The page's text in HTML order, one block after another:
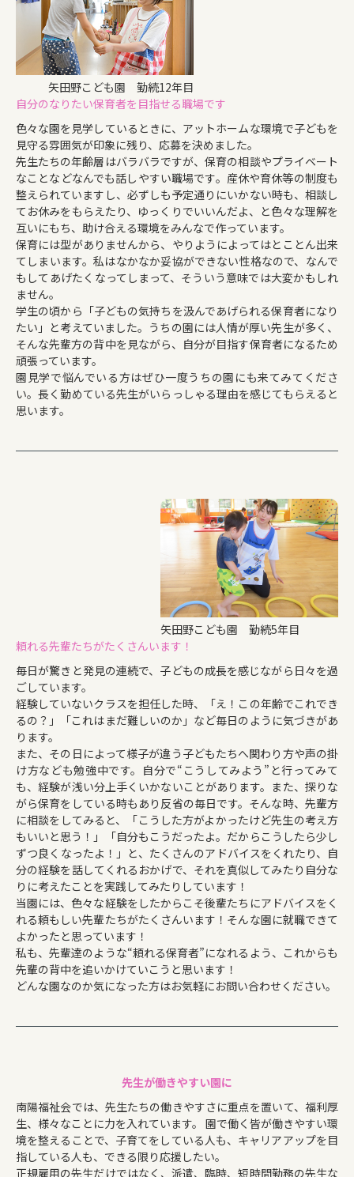
矢田野こども園 勤続12年目
自分のなりたい保育者を目指せる職場です
色々な園を見学しているときに、アットホームな環境で子どもを
見守る雰囲気が印象に残り、応募を決めました。
先生たちの年齢層はバラバラですが、保育の相談やプライベート
なことなどなんでも話しやすい職場です。産休や育休等の制度も
整えられていますし、必ずしも予定通りにいかない時も、相談し
てお休みをもらえたり、ゆっくりでいいんだよ、と色々な理解を
互いにもち、助け合える環境をみんなで作っています。
保育には型がありませんから、やりようによってはとことん出来
てしまいます。私はなかなか妥協ができない性格なので、なんで
もしてあげたくなってしまって、そういう意味では大変かもしれ
ません。
学生の頃から「子どもの気持ちを汲んであげられる保育者になり
たい」と考えていました。うちの園には人情が厚い先生が多く、
そんな先輩方の背中を見ながら、自分が目指す保育者になるため
頑張っています。
園見学で悩んでいる方はぜひ一度うちの園にも来てみてくださ
い。長く勤めている先生がいらっしゃる理由を感じてもらえると
思います。
矢田野こども園 勤続5年目
頼れる先輩たちがたくさんいます！
毎日が驚きと発見の連続で、子どもの成長を感じながら日々を過
ごしています。
経験していないクラスを担任した時、「え！この年齢でこれでき
るの？」「これはまだ難しいのか」など毎日のように気づきがあ
ります。
また、その日によって様子が違う子どもたちへ関わり方や声の掛
け方なども勉強中です。自分で“こうしてみよう”と行ってみて
も、経験が浅い分上手くいかないことがあります。また、探りな
がら保育をしている時もあり反省の毎日です。そんな時、先輩方
に相談をしてみると、「こうした方がよかったけど先生の考え方
もいいと思う！」「自分もこうだったよ。だからこうしたら少し
ずつ良くなったよ！」と、たくさんのアドバイスをくれたり、自
分の経験を話してくれるおかげで、それを真似してみたり自分な
りに考えたことを実践してみたりしています！
当園には、色々な経験をしたからこそ後輩たちにアドバイスをく
れる頼もしい先輩たちがたくさんいます！そんな園に就職できて
よかったと思っています！
私も、先輩達のような“頼れる保育者”になれるよう、これからも
先輩の背中を追いかけていこうと思います！
どんな園なのか気になった方はお気軽にお問い合わせください。
先生が働きやすい園に
南陽福祉会では、先生たちの働きやすさに重点を置いて、福利厚
生、様々なことに力を入れています。 園で働く皆が働きやすい環
境を整えることで、子育てをしている人も、キャリアアップを目
指している人も、できる限り応援したい。
正規雇用の先生だけではなく、派遣、臨時、短時間勤務の先生な